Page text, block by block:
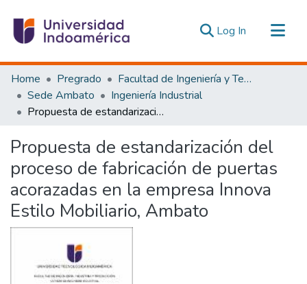
Log In (current)
Communities & Collections
All of DSpace
Statistics
Home Pregrado
Facultad de Ingeniería y Tecnologías de la Información y la Comunicación
Sede Ambato
Ingeniería Industrial
Propuesta de estandarización del proceso de fabricación de puertas acorazadas en la empresa Innova Estilo Mobiliario, Ambato
Propuesta de estandarización del
proceso de fabricación de puertas
acorazadas en la empresa Innova
Estilo Mobiliario, Ambato